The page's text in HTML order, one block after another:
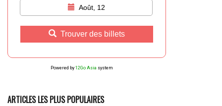
Août, 12
Trouver des billets
Powered by 12Go Asia system
ARTICLES LES PLUS POPULAIRES